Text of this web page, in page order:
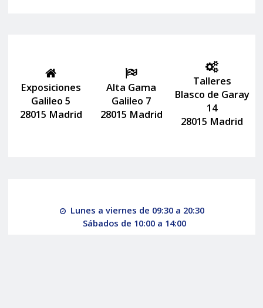
Exposiciones
Galileo 5
28015 Madrid
Alta Gama
Galileo 7
28015 Madrid
Talleres
Blasco de Garay
14
28015 Madrid
Lunes a viernes de 09:30 a 20:30
Sábados de 10:00 a 14:00